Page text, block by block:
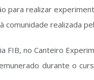
para realizar
comunidade realizada
FIB, no Canteiro
durante o